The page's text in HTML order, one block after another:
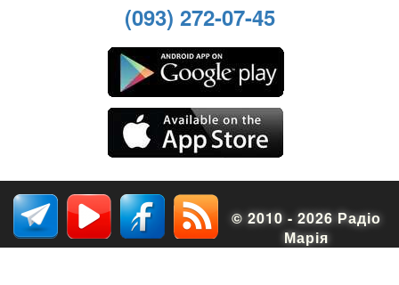
(093) 272-07-45
© 2010 - 2026 Радіо
Марія